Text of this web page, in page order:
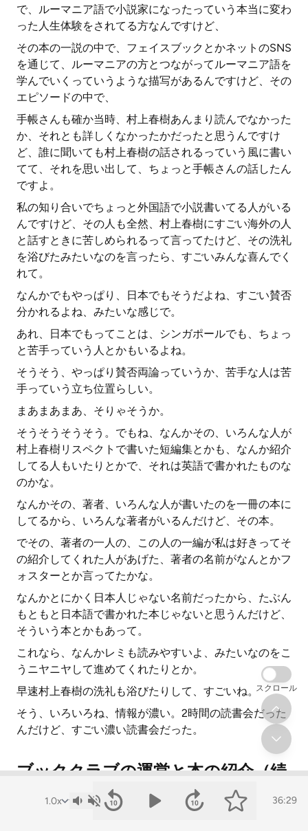
で、ルーマニア語で小説家になったっていう本当に変わ
った人生体験をされてる方なんですけど、
その本の一説の中で、フェイスブックとかネットのSNS
を通じて、ルーマニアの方とつながってルーマニア語を
学んでいくっていうような描写があるんですけど、その
エピソードの中で、
手帳さんも確か当時、村上春樹あんまり読んでなかった
か、それとも詳しくなかったかだったと思うんですけ
ど、誰に聞いても村上春樹の話されるっていう風に書い
てて、それを思い出して、ちょっと手帳さんの話したん
ですよ。
私の知り合いでちょっと外国語で小説書いてる人がいる
んですけど、その人も全然、村上春樹にすごい海外の人
と話すときに苦しめられるって言ってたけど、その洗礼
を浴びたみたいなのを言ったら、すごいみんな喜んでく
れて。
なんかでもやっぱり、日本でもそうだよね、すごい賛否
分かれるよね、みたいな感じで。
あれ、日本でもってことは、シンガポールでも、ちょっ
と苦手っていう人とかもいるよね。
そうそう、やっぱり賛否両論っていうか、苦手な人は苦
手っていう立ち位置らしい。
まあまあまあ、そりゃそうか。
そうそうそうそう。でもね、なんかその、いろんな人が
村上春樹リスペクトで書いた短編集とかも、なんか紹介
してる人もいたりとかで、それは英語で書かれたものな
のかな。
なんかその、著者、いろんな人が書いたのを一冊の本に
してるから、いろんな著者がいるんだけど、その本。
でその、著者の一人の、この人の一編が私は好きってそ
の紹介してくれた人があげた、著者の名前がなんとかフ
ォスターとか言ってたかな。
なんかとにかく日本人じゃない名前だったから、たぶん
もともと日本語で書かれた本じゃないと思うんだけど、
そういう本とかもあって。
これなら、なんかレミも読みやすいよ、みたいなのをこ
うニヤニヤして進めてくれたりとか。
早速村上春樹の洗礼も浴びたりして、すごいね。
そう、いろいろね、情報が濃い。2時間の読書会だった
んだけど、すごい濃い読書会だった。
ブッククラブの運営と本の紹介（続
き）
36:29
スクロール